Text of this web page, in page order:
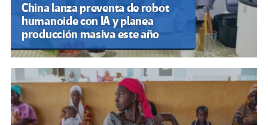
China lanza preventa de robot
humanoide con IA y planea
producción masiva este año